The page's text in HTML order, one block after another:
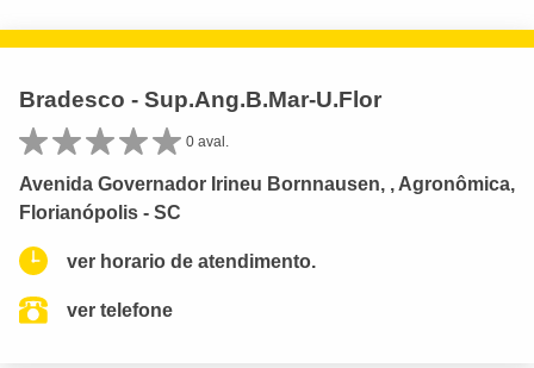
Bradesco - Sup.Ang.B.Mar-U.Flor
0 aval.
Avenida Governador Irineu Bornnausen, , Agronômica,
Florianópolis - SC
ver horario de atendimento.
ver telefone